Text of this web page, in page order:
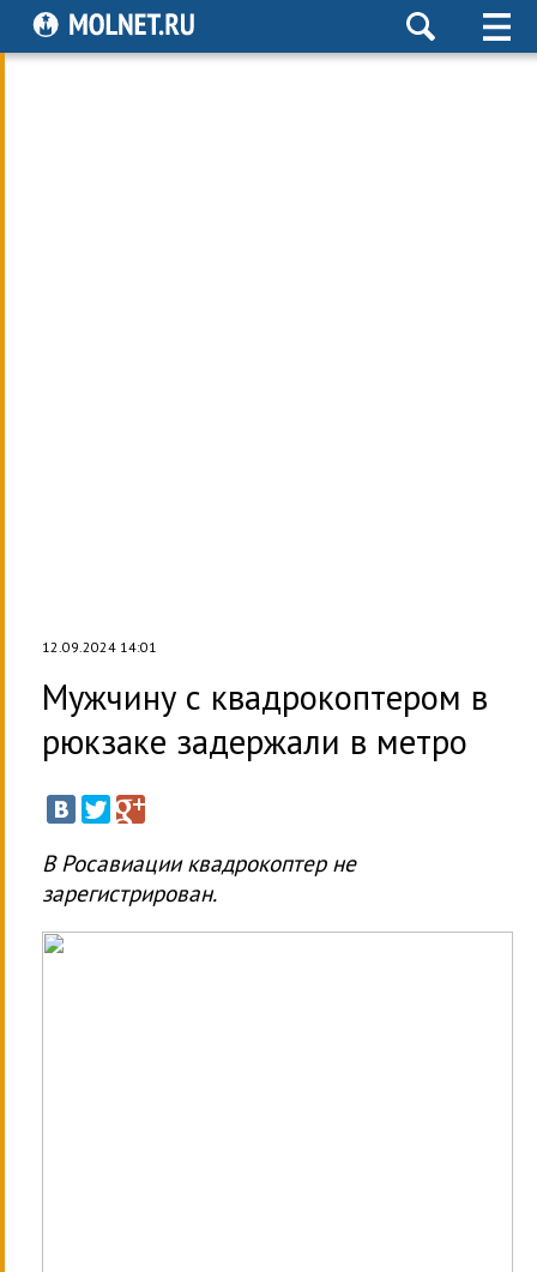
12.09.2024 14:01
Мужчину с квадрокоптером в
рюкзаке задержали в метро
В Росавиации квадрокоптер не
зарегистрирован.